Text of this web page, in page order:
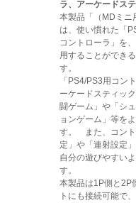
ラ、アーケードス
本製品「（MDミニ
は、使い慣れた「
コントローラ」を
用することができ
す。
「PS4/PS3用コン
ーケードスティッ
闘ゲーム」や「シ
ョンゲーム」等を
す。 また、コント
定」や「連射設定
自分の遊びやすい
す。
本製品は1P側と2P
トにも接続可能で